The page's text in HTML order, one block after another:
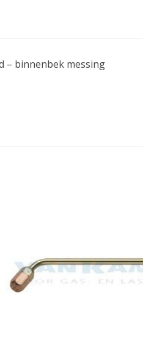
– binnenbek messing